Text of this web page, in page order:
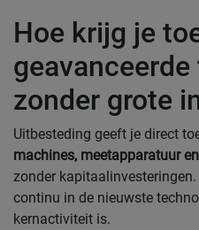
Hoe krijg je
zonder grote
Uitbesteding geeft je direct
machines, meetapparatuur
zonder
continu in de nieuwste
kernactiviteit is.